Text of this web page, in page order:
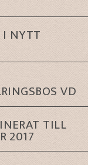
NYTT
VD
TILL
2017